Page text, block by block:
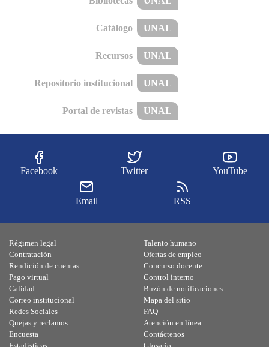
Catálogo UNAL
Recursos UNAL
Repositorio institucional UNAL
Portal de revistas UNAL
Facebook Twitter YouTube
Email RSS
Régimen legal
Contratación
Rendición de cuentas
Pago virtual
Calidad
Talento humano
Ofertas de empleo
Concurso docente
Control interno
Buzón de notificaciones
Correo institucional
Redes Sociales
Quejas y reclamos
Encuesta
Mapa del sitio
FAQ
Atención en línea
Contáctenos